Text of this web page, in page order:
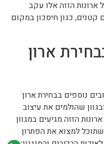
הזזה אלו עקב
קטנים, כגון חיסכון במקום
ארון
נוספים בבחירת ארון
שהולמים את עיצוב
הזזה מגיעים במגוון
שתוכל למצוא את הפתרון